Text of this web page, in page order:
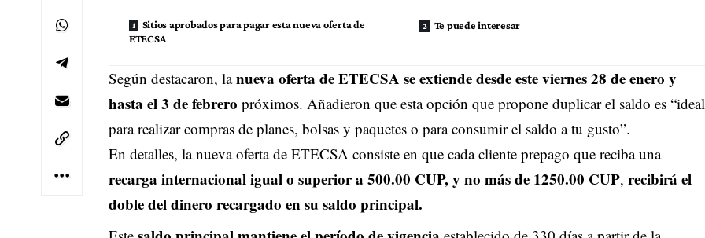
Sitios aprobados para pagar esta nueva oferta de
ETECSA
Te puede interesar
Según destacaron, lanueva oferta de ETECSA se extiende desde este viernes28 de enero y
hasta el 3 de febrero próximos. Añadieron que esta opción que propone duplicar el saldo es “ideal
para realizar compras de planes, bolsas y paquetes o para consumir el saldo a tu gusto”.
En detalles, la nueva oferta de ETECSA consiste en que cada cliente prepago que reciba una
recarga internacional igual o superior a 500.00 CUP, y no más de 1250.00 CUP, recibirá el
doble del dinero recargado en su saldo principal.